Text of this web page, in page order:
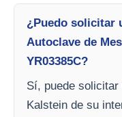
¿Puedo solicitar
Autoclave de
YR03385C?
Sí, puede solicitar
Kalstein de su